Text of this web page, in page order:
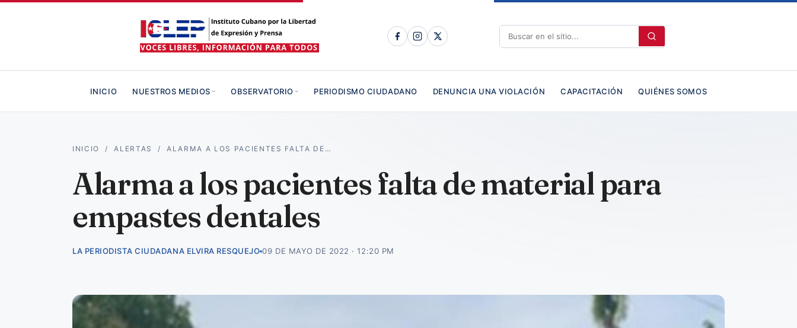
INICIO NUESTROS MEDIOS OBSERVATORIO PERIODISMO CIUDADANO DENUNCIA UNA VIOLACIÓN CAPACITACIÓN QUIÉNES SOMOS
INICIO /ALERTAS /ALARMA A LOS PACIENTES FALTA DE…
Alarma a los pacientes falta de material para
empastes dentales
LA PERIODISTA CIUDADANA ELVIRA RESQUEJO 09 DE MAYO DE 2022 · 12:20 PM